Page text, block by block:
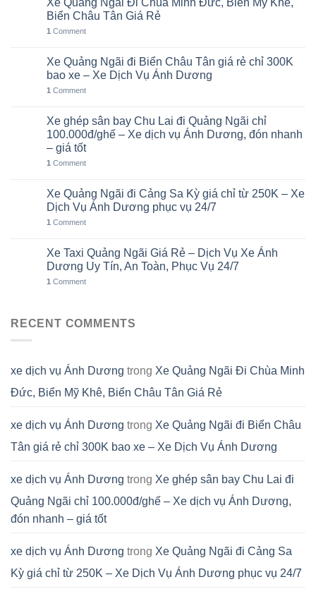
Biển Châu Tân Giá Rẻ
1 Comment
Xe Quảng Ngãi đi Biển Châu Tân giá rẻ chỉ 300K
bao xe – Xe Dịch Vụ Ánh Dương
1 Comment
Xe ghép sân bay Chu Lai đi Quảng Ngãi chỉ
100.000đ/ghế – Xe dịch vụ Ánh Dương, đón nhanh
– giá tốt
1 Comment
Xe Quảng Ngãi đi Cảng Sa Kỳ giá chỉ từ 250K – Xe
Dịch Vụ Ánh Dương phục vụ 24/7
1 Comment
Xe Taxi Quảng Ngãi Giá Rẻ – Dịch Vụ Xe Ánh
Dương Uy Tín, An Toàn, Phục Vụ 24/7
1 Comment
RECENT COMMENTS
xe dịch vụ Ánh Dương trong Xe Quảng Ngãi Đi Chùa Minh
Đức, Biển Mỹ Khê, Biển Châu Tân Giá Rẻ
xe dịch vụ Ánh Dương trong Xe Quảng Ngãi đi Biển Châu
Tân giá rẻ chỉ 300K bao xe – Xe Dịch Vụ Ánh Dương
xe dịch vụ Ánh Dương trong Xe ghép sân bay Chu Lai đi
Quảng Ngãi chỉ 100.000đ/ghế – Xe dịch vụ Ánh Dương,
đón nhanh – giá tốt
xe dịch vụ Ánh Dương trong Xe Quảng Ngãi đi Cảng Sa
Kỳ giá chỉ từ 250K – Xe Dịch Vụ Ánh Dương phục vụ 24/7